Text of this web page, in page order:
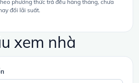
phương thức trả đều hàng tháng, chưa
đổi lãi suất.
xem nhà